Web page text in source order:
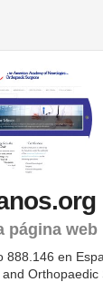
página web
888.146 en
Orthopaedic